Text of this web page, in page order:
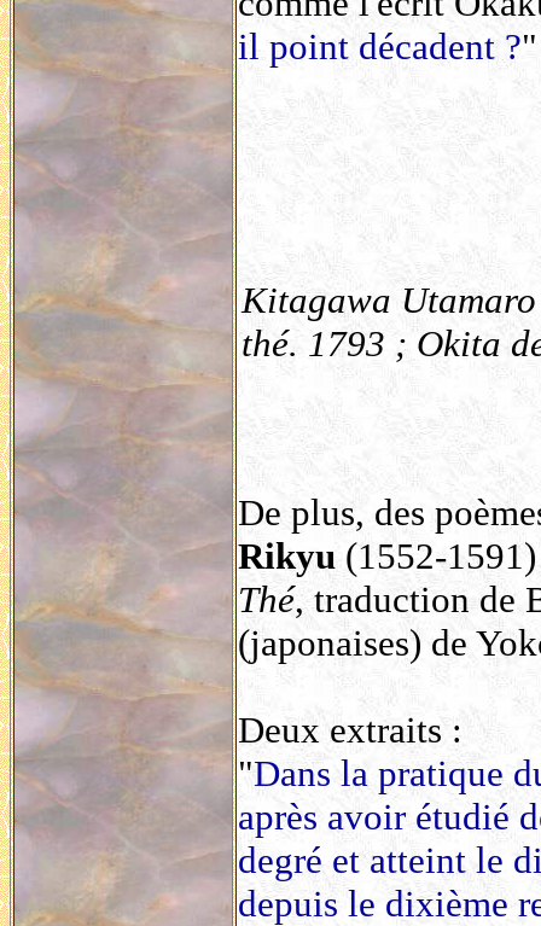
il point décadent ?
Kitagawa
thé. 1793 ; Okita
De plus, des
Rikyu (1552-
Thé, traduction de
(japonaises) de
Deux extraits :
"Dans la pratique
après avoir étudié
degré et atteint le
depuis le dixième